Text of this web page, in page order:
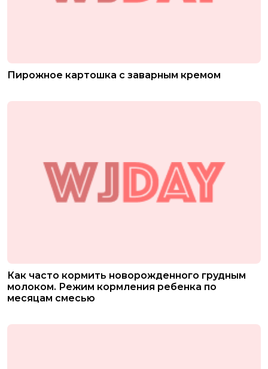
Пирожное картошка с заварным кремом
Как часто кормить новорожденного грудным
молоком. Режим кормления ребенка по
месяцам смесью